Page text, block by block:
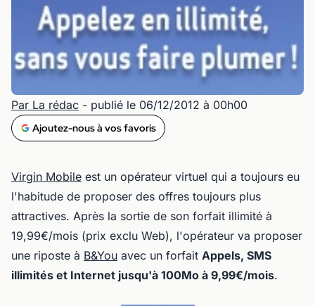
Par La rédac - publié le 06/12/2012 à 00h00
Ajoutez-nous à vos favoris
Virgin Mobile est un opérateur virtuel qui a toujours eu
l'habitude de proposer des offres toujours plus
attractives. Après la sortie de son forfait illimité à
19,99€/mois (prix exclu Web), l'opérateur va proposer
une riposte à B&You avec un forfait Appels, SMS
illimités et Internet jusqu'à 100Mo à 9,99€/mois.